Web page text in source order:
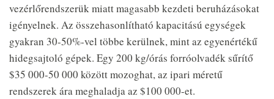
vezérlőrendszerük miatt magasabb kezdeti beruházásokat
igényelnek. Az összehasonlítható kapacitású egységek
gyakran 30-50%-vel többe kerülnek, mint az egyenértékű
hidegsajtoló gépek. Egy 200 kg/órás forróolvadék sűrítő
$35 000-50 000 között mozoghat, az ipari méretű
rendszerek ára meghaladja az $100 000-et.